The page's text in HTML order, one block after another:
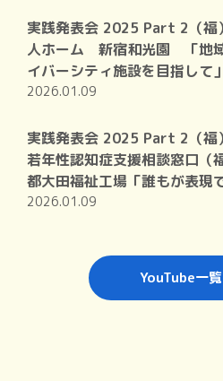
YouTube一
実践発表会 2025 Part 2（
人ホーム 新宿和光園 「地
イバーシティ施設を目指して」
2026.01.09
実践発表会 2025 Part 2（
若年性認知症支援相談窓口
都大田福祉工場「誰もが表現
2026.01.09